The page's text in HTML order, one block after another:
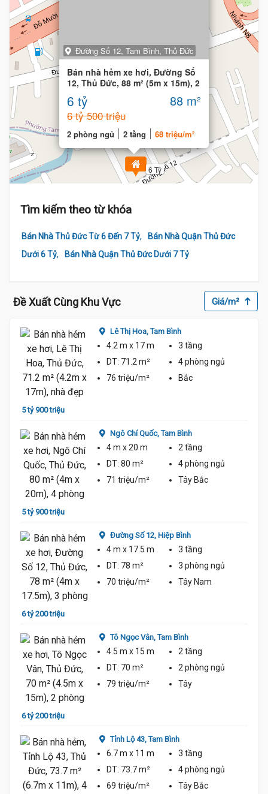
6 Tỷ
Đường Số 12, Tam Bình, Thủ Đức
Bán nhà hẻm xe hơi, Đường Số
12, Thủ Đức, 88 m² (5m x 15m), 2
phòng
6 tỷ 88 m²
6 tỷ 500 triệu
2 phòng ngủ 2 tầng 68 triệu/m²
Tìm kiếm theo từ khóa
Bán Nhà Thủ Đức Từ 6 Đến 7 Tỷ,
Bán Nhà Quận Thủ Đức
Dưới 6 Tỷ, Bán Nhà Quận Thủ Đức Dưới 7 Tỷ
Đề Xuất Cùng Khu Vực Giá/m²
5 tỷ 900 triệu
Lê Thị Hoa,Tam Bình
4.2 m x 17 m
3 tầng
DT: 71.2 m² 4 phòng ngủ
76 triệu/m²
Bắc
5 tỷ 900 triệu
Ngô Chí Quốc,Tam Bình
4 m x 20 m
2 tầng
DT: 80 m² 4 phòng ngủ
71 triệu/m²
Tây Bắc
6 tỷ 200 triệu
Đường Số 12, Hiệp Bình
4 m x 17.5 m
3 tầng
DT: 78 m² 3 phòng ngủ
70 triệu/m²
Tây Nam
6 tỷ 200 triệu
Tô Ngọc Vân,Tam Bình
4.5 m x 15 m
2 tầng
DT: 70 m² 2 phòng ngủ
79 triệu/m²
Tây
Tỉnh Lộ 43,Tam Bình
6.7 m x 11 m
3 tầng
DT: 73.7 m² 4 phòng ngủ
69 triệu/m²
Tây Bắc